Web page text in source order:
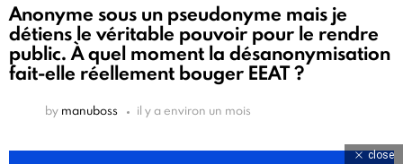
Anonyme sous un pseudonyme mais je
détiens le véritable pouvoir pour le rendre
public. À quel moment la désanonymisation
fait-elle réellement bouger EEAT ?
by manuboss il y a environ un mois
close